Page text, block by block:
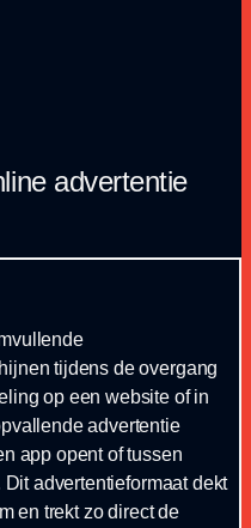
advertentie
tijdens de overgang
op een website of in
advertentie
app opent of tussen
advertentieformaat dekt
en trekt zo direct de